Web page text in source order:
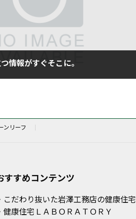
情報がすぐそこに。
ンリーフ
すすめコンテンツ
こだわり抜いた岩澤工務店の健康住宅
健康住宅ＬＡＢＯＲＡＴＯＲＹ